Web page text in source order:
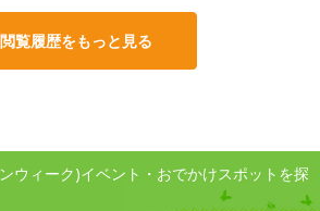
閲覧履歴をもっと見る
ウィーク)イベント・おでかけスポットを探